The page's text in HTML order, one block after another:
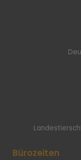
Bürozeiten